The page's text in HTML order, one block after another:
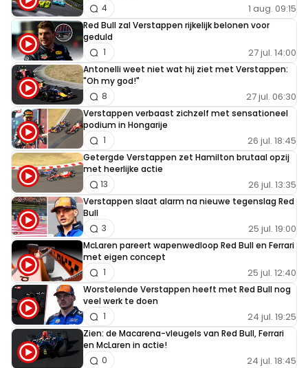
1 aug. 09:15
4
Red Bull zal Verstappen rijkelijk belonen voor
geduld
27 jul. 14:00
1
Antonelli weet niet wat hij ziet met Verstappen:
"Oh my god!"
27 jul. 06:30
8
Verstappen verbaast zichzelf met sensationeel
podium in Hongarije
26 jul. 18:45
1
Getergde Verstappen zet Hamilton brutaal opzij
met heerlijke actie
26 jul. 13:35
13
Verstappen slaat alarm na nieuwe tegenslag Red
Bull
25 jul. 19:00
3
McLaren pareert wapenwedloop Red Bull en Ferrari
met eigen concept
25 jul. 12:40
1
Worstelende Verstappen heeft met Red Bull nog
veel werk te doen
24 jul. 19:25
1
Zien: de Macarena-vleugels van Red Bull, Ferrari
en McLaren in actie!
24 jul. 18:45
0